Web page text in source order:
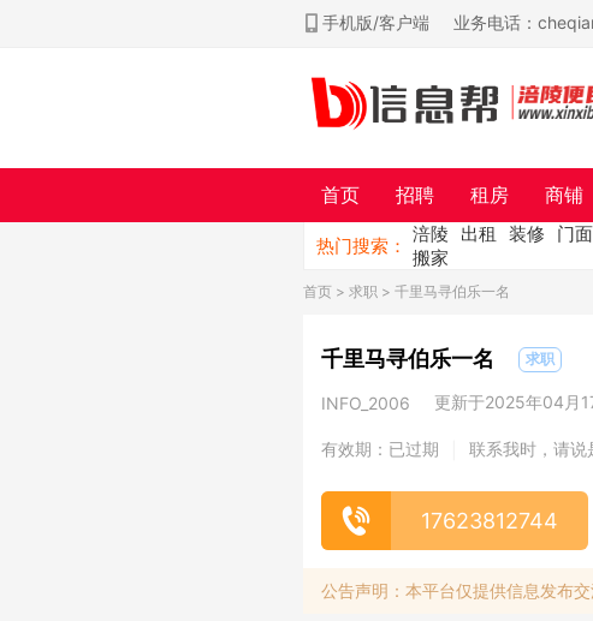
手机版/客户端 业务电话：
首页 招聘 租房 商铺
热门搜索：
涪陵 出租 装修 门面
搬家
首页 > 求职 > 千里马寻伯乐一名
千里马寻伯乐一名 求职
INFO_2006 更新于2025年04月
有效期：已过期 联系我时，请说
17623812744
公告声明：本平台仅提供信息发布